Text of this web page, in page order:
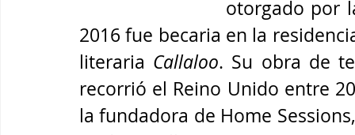
otorgado por
2016 fue becaria en la
literaria Callaloo. Su obra de
recorrió el Reino Unido entre
la fundadora de Home